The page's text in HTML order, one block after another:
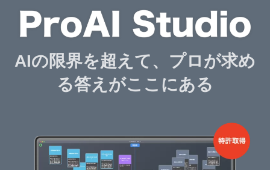
AIの限界を超えて、プロが求め
る答えがここにある